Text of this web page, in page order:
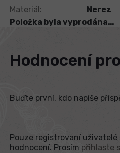
Materiál :
Nerez
Položka byla vyprodána…
Hodnocení
Buďte první, kdo napíše
Pouze registrovaní uživatelé
hodnocení. Prosím přihlaste